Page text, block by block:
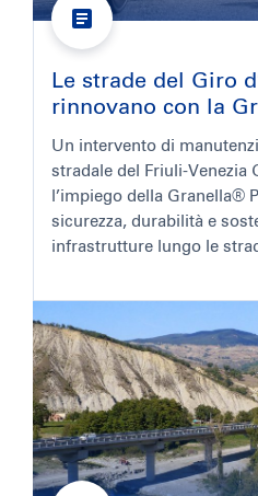
Le strade del Giro
rinnovano con la
Un intervento di
stradale del Friuli-Venezia
l’impiego della Granella®
sicurezza, durabilità e
infrastrutture lungo le